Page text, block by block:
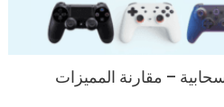
– مقارنة المميزات